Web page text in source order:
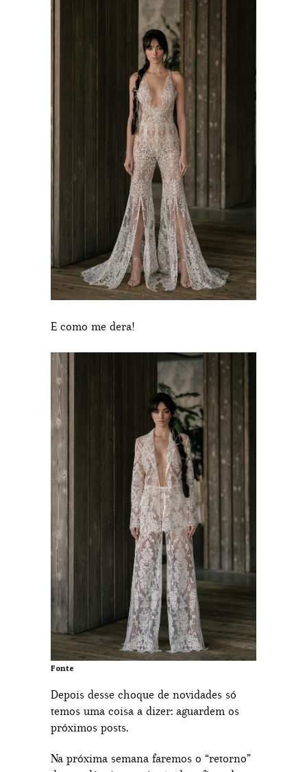
E como me dera!
Fonte
Depois desse choque de novidades só
temos uma coisa a dizer: aguardem os
próximos posts.
Na próxima semana faremos o “retorno”